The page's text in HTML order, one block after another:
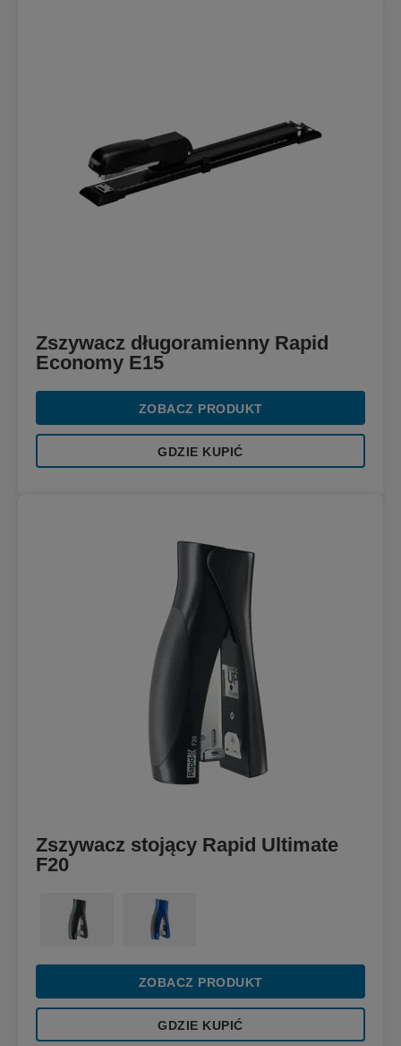
Zszywacz długoramienny Rapid
Economy E15
ZOBACZ PRODUKT
GDZIE KUPIĆ
Zszywacz stojący Rapid Ultimate
F20
ZOBACZ PRODUKT
GDZIE KUPIĆ